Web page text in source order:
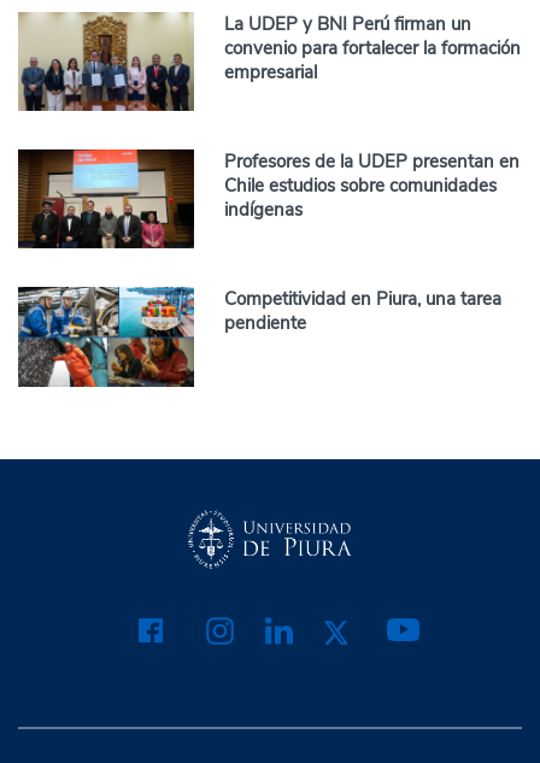
La UDEP y BNI Perú firman un
convenio para fortalecer la formación
empresarial
Profesores de la UDEP presentan en
Chile estudios sobre comunidades
indígenas
Competitividad en Piura, una tarea
pendiente